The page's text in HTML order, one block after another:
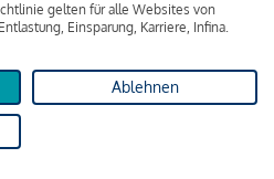
Tipps
Barometer
gelten für alle Websites von
Einsparung, Karriere, Infina.
Ablehnen